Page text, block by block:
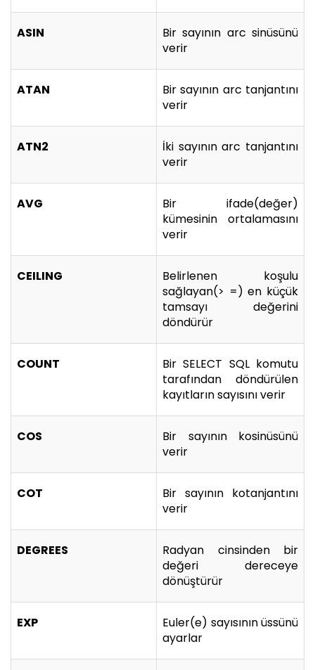
ASIN
Bir sayının arc sinüsünü
verir
ATAN
Bir sayının arc tanjantını
verir
ATN2
İki sayının arc tanjantını
verir
AVG
Bir ifade(değer)
kümesinin ortalamasını
verir
CEILING
Belirlenen koşulu
sağlayan(> =) en küçük
tamsayı değerini
döndürür
COUNT
Bir SELECT SQL komutu
tarafından döndürülen
kayıtların sayısını verir
COS
Bir sayının kosinüsünü
verir
COT
Bir sayının kotanjantını
verir
DEGREES
Radyan cinsinden bir
değeri dereceye
dönüştürür
EXP
Euler(e) sayısının üssünü
ayarlar